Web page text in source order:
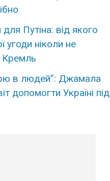
Путіна: від якого
угоди ніколи не
Кремль
в людей”: Джамала
допомогти Україні під